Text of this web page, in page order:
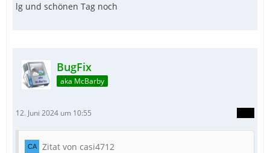
lg und schönen Tag noch
BugFix
aka McBarby
12. Juni 2024 um 10:55
Zitat von casi4712